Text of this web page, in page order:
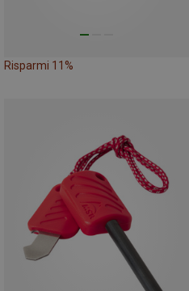
Risparmi 11%